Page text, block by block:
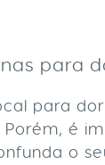
para
para
é
o